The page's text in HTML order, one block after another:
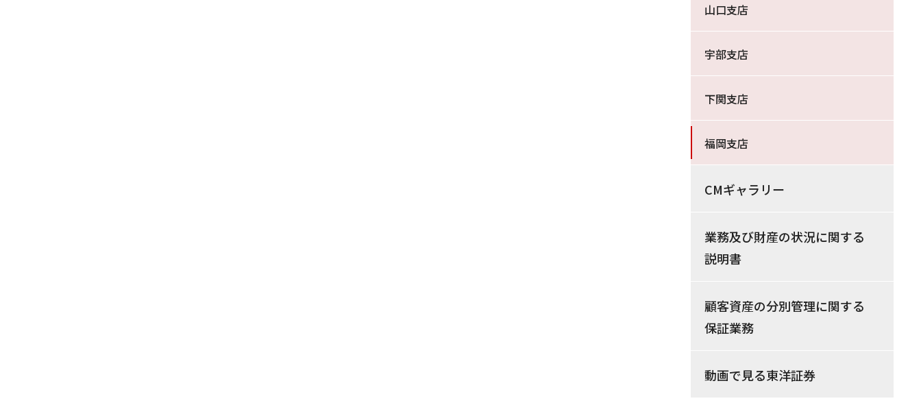
山口支店
宇部支店
下関支店
福岡支店
CMギャラリー
業務及び財産の状況に関する
説明書
顧客資産の分別管理に関する
保証業務
動画で見る東洋証券